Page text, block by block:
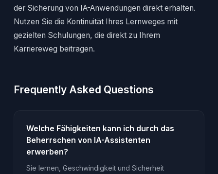
der Sicherung von IA-Anwendungen direkt erhalten.
Nutzen Sie die Kontinuität Ihres Lernweges mit
gezielten Schulungen, die direkt zu Ihrem
Karriereweg beitragen.
Frequently Asked Questions
Welche Fähigkeiten kann ich durch das
Beherrschen von IA-Assistenten
erwerben?
Sie lernen, Geschwindigkeit und Sicherheit